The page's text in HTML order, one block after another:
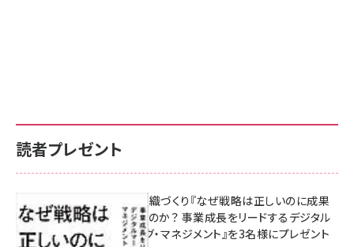
読者プレゼント
成果を生む組織づくり『なぜ戦略は正しいのに成果
があがらないのか？ 事業成長をリードするデジタル
マーケティング・マネジメント』を3名様にプレゼント